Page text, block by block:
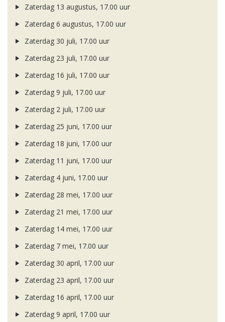
Zaterdag 13 augustus, 17.00 uur
Zaterdag 6 augustus, 17.00 uur
Zaterdag 30 juli, 17.00 uur
Zaterdag 23 juli, 17.00 uur
Zaterdag 16 juli, 17.00 uur
Zaterdag 9 juli, 17.00 uur
Zaterdag 2 juli, 17.00 uur
Zaterdag 25 juni, 17.00 uur
Zaterdag 18 juni, 17.00 uur
Zaterdag 11 juni, 17.00 uur
Zaterdag 4 juni, 17.00 uur
Zaterdag 28 mei, 17.00 uur
Zaterdag 21 mei, 17.00 uur
Zaterdag 14 mei, 17.00 uur
Zaterdag 7 mei, 17.00 uur
Zaterdag 30 april, 17.00 uur
Zaterdag 23 april, 17.00 uur
Zaterdag 16 april, 17.00 uur
Zaterdag 9 april, 17.00 uur